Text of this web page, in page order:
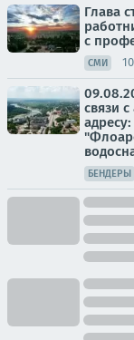
Глава
с
СМИ
связи
БЕНДЕРЫ